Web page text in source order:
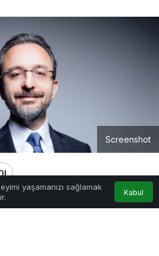
Screenshot
Beğen
yaşamanızı sağlamak
Kabul
Bildirimler
0